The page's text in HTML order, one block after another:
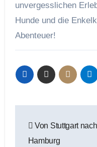
unvergesslichen
Hunde und die
Abenteuer!
Von Stuttgart nach
Hamburg